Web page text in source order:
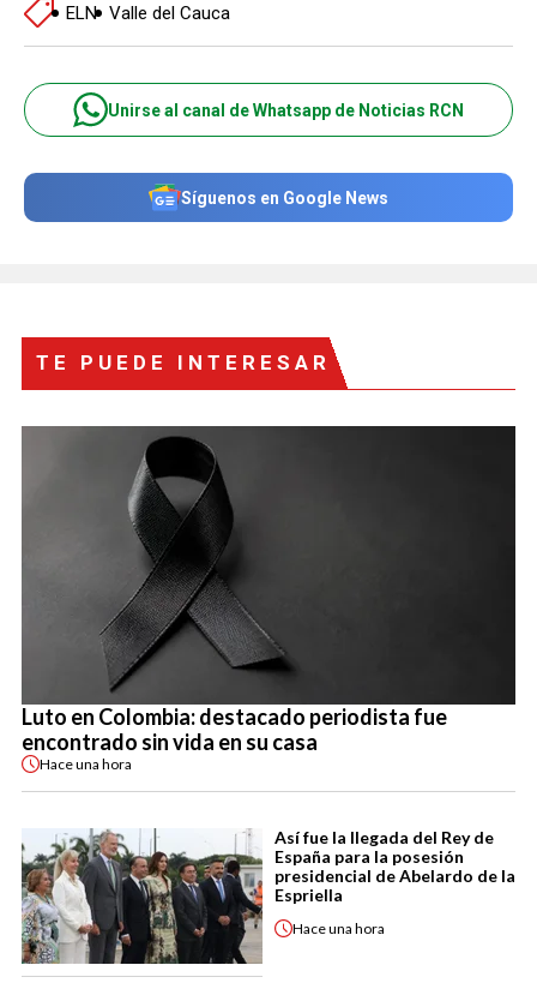
ELN Valle del Cauca
Unirse al canal de Whatsapp de Noticias RCN
Síguenos en Google News
TE PUEDE INTERESAR
Luto en Colombia: destacado periodista fue
encontrado sin vida en su casa
Haceuna hora
Así fue la llegada del Rey de
España para la posesión
presidencial de Abelardo de la
Espriella
Haceuna hora